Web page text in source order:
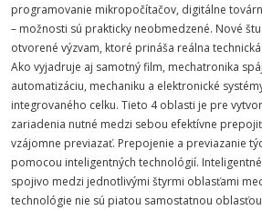
programovanie mikropočítačov, digitálne
– možnosti sú prakticky neobmedzené. Nové
otvorené výzvam, ktoré prináša reálna
Ako vyjadruje aj samotný film, mechatronika
automatizáciu, mechaniku a elektronické
integrovaného celku. Tieto 4 oblasti je pre
zariadenia nutné medzi sebou efektívne
vzájomne previazať. Prepojenie a previazanie
pomocou inteligentných technológií.
spojivo medzi jednotlivými štyrmi oblasťami
technológie nie sú piatou samostatnou